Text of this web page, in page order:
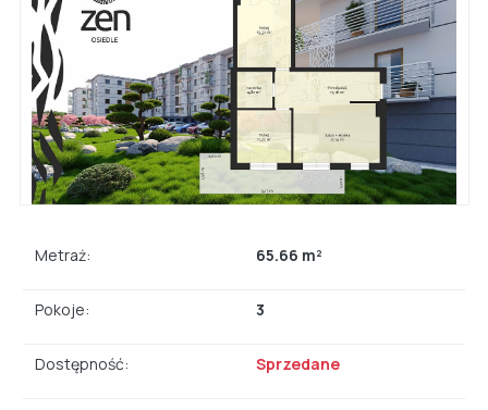
Metraż: 65.66 m²
Pokoje: 3
Dostępność: Sprzedane